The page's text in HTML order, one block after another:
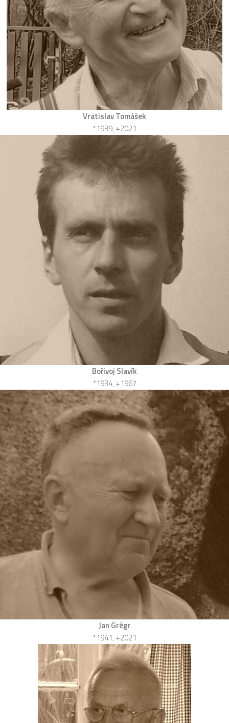
Vratislav Tomášek
*1939, +2021
Bořivoj Slavík
*1934, +1967
Jan Grégr
*1941, +2021